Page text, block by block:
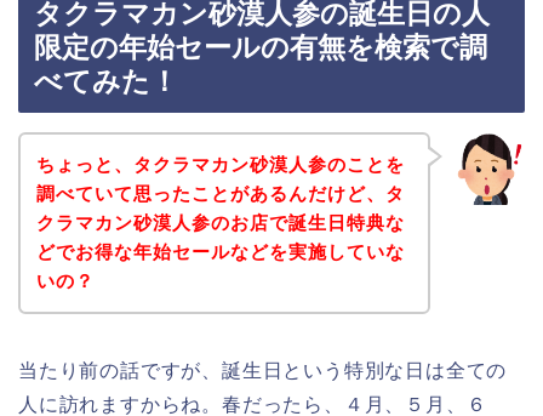
タクラマカン砂漠人参の誕生日の人
限定の年始セールの有無を検索で調
べてみた！
ちょっと、タクラマカン砂漠人参のことを
調べていて思ったことがあるんだけど、タ
クラマカン砂漠人参のお店で誕生日特典な
どでお得な年始セールなどを実施していな
いの？
当たり前の話ですが、誕生日という特別な日は全ての
人に訪れますからね。春だったら、４月、５月、６